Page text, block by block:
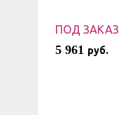
ПОД ЗАКАЗ
5 961 руб.